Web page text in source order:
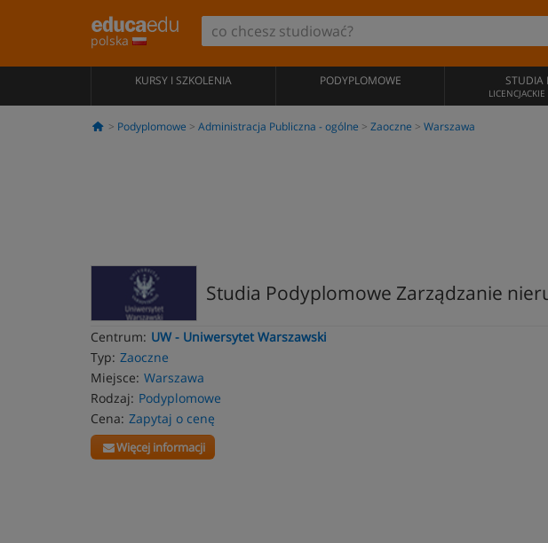
polska
KURSY I SZKOLENIA PODYPLOMOWE STUDIA
Podyplomowe Administracja Publiczna - ogólne Zaoczne Warszawa
Studia Podyplomowe Zarządzanie
Centrum: UW - Uniwersytet Warszawski
Typ: Zaoczne
Miejsce: Warszawa
Rodzaj: Podyplomowe
Cena: Zapytaj o cenę
Więcej informacji